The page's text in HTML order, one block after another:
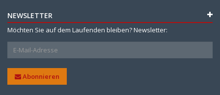
NEWSLETTER
Möchten Sie auf dem Laufenden bleiben? Newsletter:
Abonnieren